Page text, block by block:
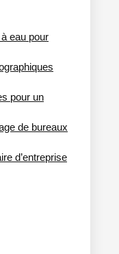
eau pour
pour un
de bureaux
d’entreprise